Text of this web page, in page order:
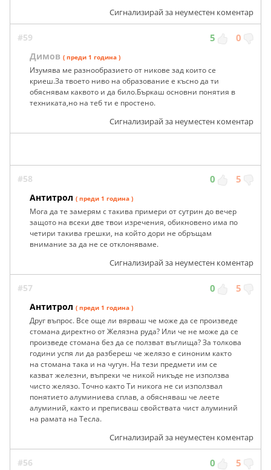
Сигнализирай за неуместен коментар
#59 5 0
Димов ( преди 1 година )
Изумява ме разнообразието от никове зад които се
криеш.За твоето ниво на образование е късно да ти
обяснявам каквото и да било.Бъркаш основни понятия в
техниката,но на теб ти е простено.
Сигнализирай за неуместен коментар
#58 0 5
Антитрол ( преди 1 година )
Мога да те замерям с такива примери от сутрин до вечер
защото на всеки две твои изречения, обикновено има по
четири такива грешки, на който дори не обръщам
внимание за да не се отклоняваме.
Сигнализирай за неуместен коментар
#57 0 5
Антитрол ( преди 1 година )
Друг въпрос. Все още ли вярваш че може да се произведе
стомана директно от Желязна руда? Или че не може да се
произведе стомана без да се ползват въглища? За толкова
години успя ли да разбереш че желязо е синоним както
на стомана така и на чугун. На тези предмети им се
казват железни, въпреки че никой никъде не използва
чисто желязо. Точно както Ти никога не си използвал
понятието алуминиева сплав, а обясняваш че леете
алуминий, както и преписваш свойствата чист алуминий
на рамата на Тесла.
Сигнализирай за неуместен коментар
#56 0 5